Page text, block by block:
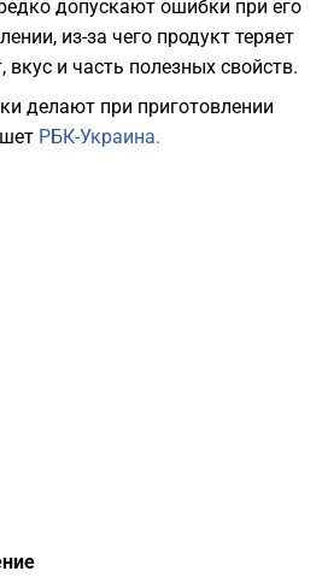
допускают ошибки при его
из-за чего продукт теряет
и часть полезных свойств.
делают при приготовлении
РБК-Украина.